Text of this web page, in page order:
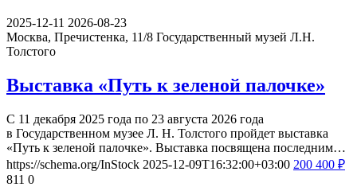
2025-12-11 2026-08-23
Москва, Пречистенка, 11/8 Государственный музей Л.Н.
Толстого
Выставка «Путь к зеленой палочке»
С 11 декабря 2025 года по 23 августа 2026 года
в Государственном музее Л. Н. Толстого пройдет выставка
«Путь к зеленой палочке». Выставка посвящена последним…
https://schema.org/InStock 2025-12-09T16:32:00+03:00 200 400 ₽
811 0